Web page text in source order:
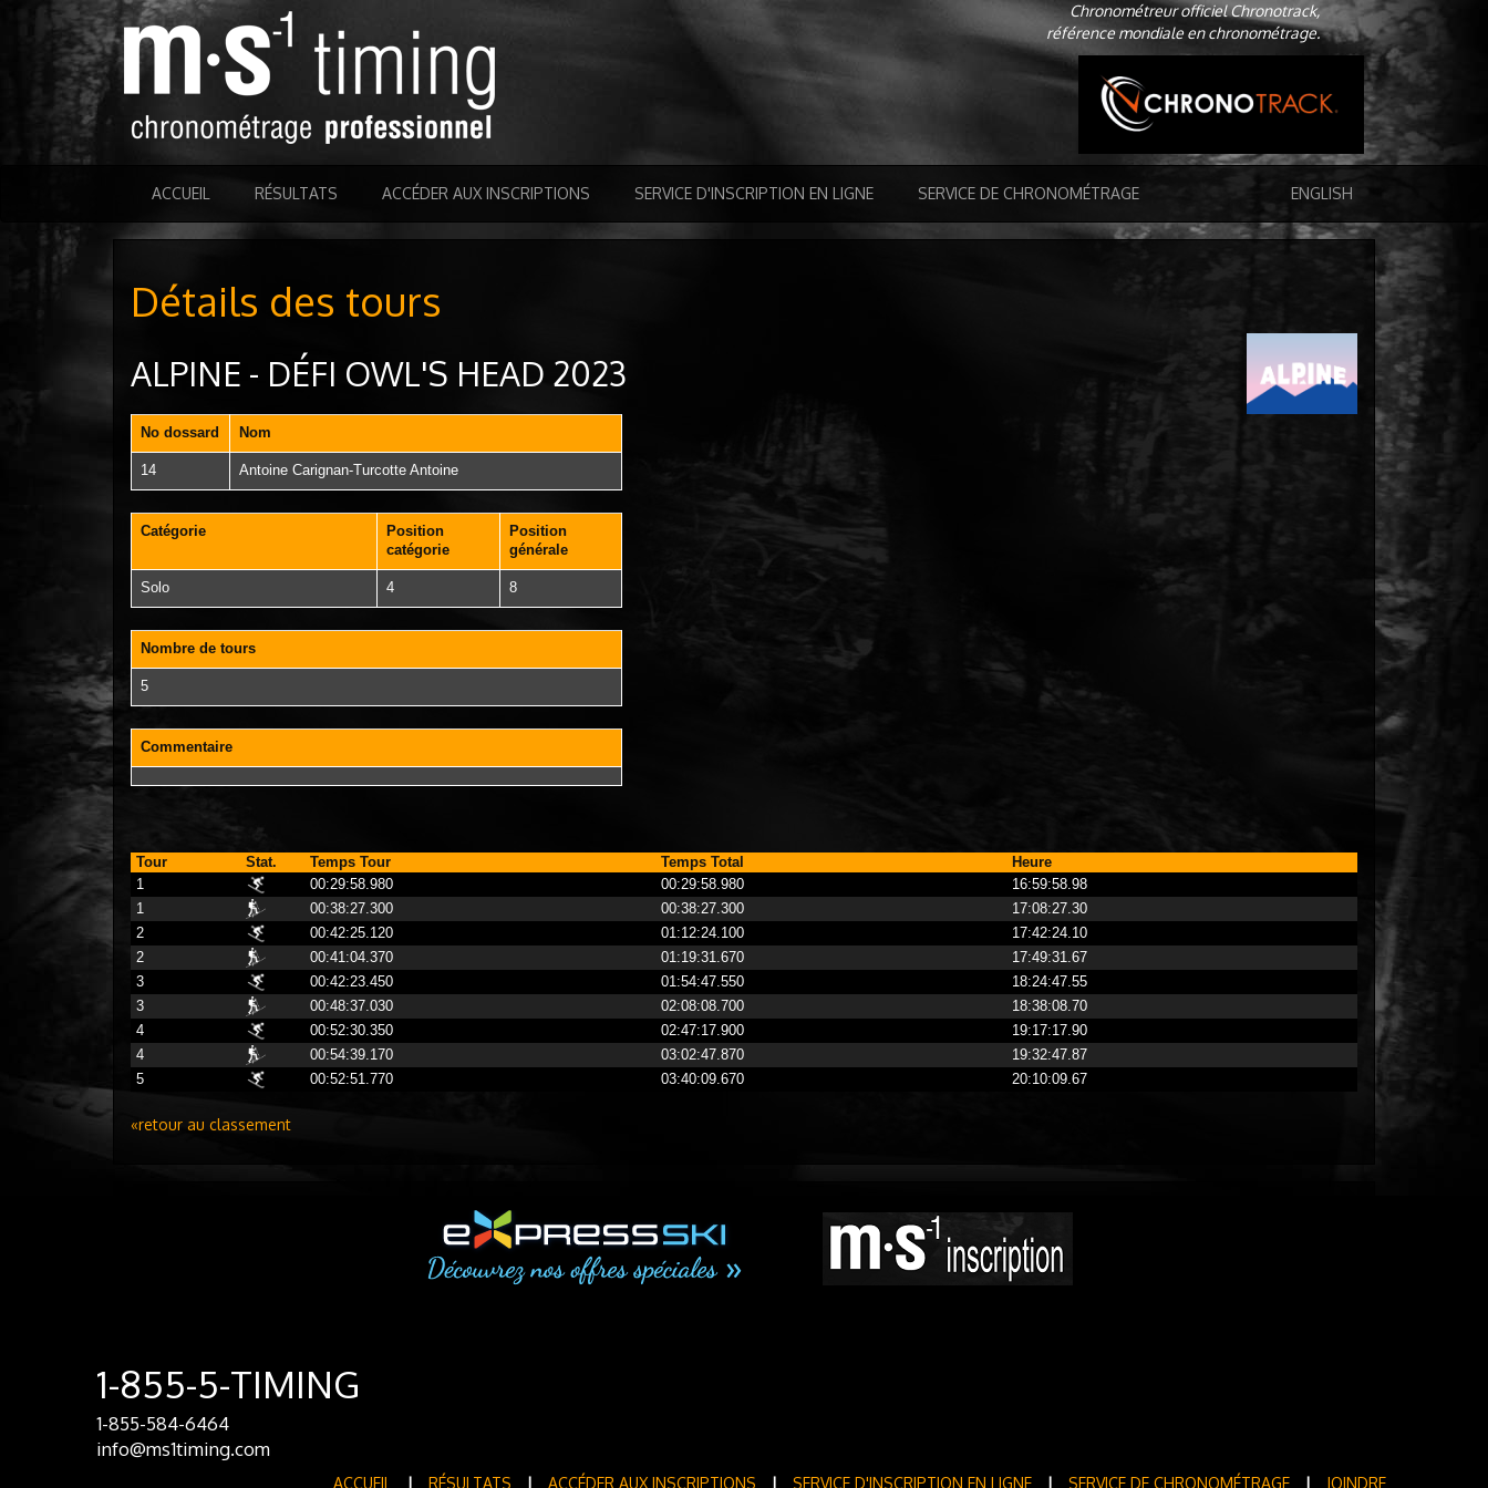
Chronométreur officiel Chronotrack,
référence mondiale en chronométrage.
ACCUEIL RÉSULTATS ACCÉDER AUX INSCRIPTIONS SERVICE D'INSCRIPTION EN LIGNE SERVICE DE CHRONOMÉTRAGE ENGLISH
Détails des tours
ALPINE - DÉFI OWL'S HEAD 2023
No dossard Nom
14 Antoine Carignan-Turcotte Antoine
Catégorie
Position
catégorie
Position
générale
Solo 4 8
Nombre de tours
5
Commentaire
Tour Stat. Temps Tour Temps Total
Heure
1
00:29:58.980 00:29:58.980
16:59:58.98
1
00:38:27.300 00:38:27.300
17:08:27.30
2
00:42:25.120 01:12:24.100
17:42:24.10
2
00:41:04.370 01:19:31.670
17:49:31.67
3
00:42:23.450 01:54:47.550
18:24:47.55
3
00:48:37.030 02:08:08.700
18:38:08.70
4
00:52:30.350 02:47:17.900
19:17:17.90
4
00:54:39.170 03:02:47.870
19:32:47.87
5
00:52:51.770 03:40:09.670 20:10:09.67
«retour au classement
1-855-5-TIMING
1-855-584-6464
info@ms1timing.com
ACCUEIL | RÉSULTATS | ACCÉDER AUX INSCRIPTIONS | SERVICE D'INSCRIPTION EN LIGNE | SERVICE DE CHRONOMÉTRAGE | JOINDRE